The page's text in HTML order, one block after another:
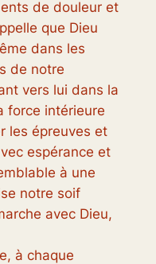
de douleur et
que Dieu
dans les
de notre
vers lui dans la
force intérieure
les épreuves et
espérance et
à une
notre soif
avec Dieu,
à chaque